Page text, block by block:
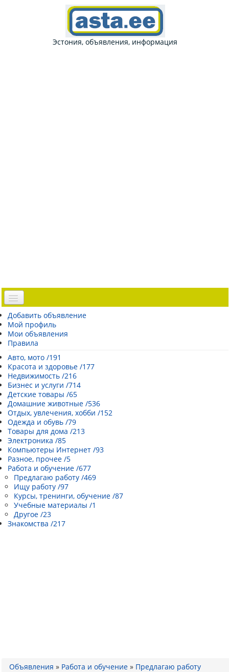
Эстония, объявления, информация
Доска объявлений
Погода Эстонии
Открытки
Каталог сайтов
| Регистрация |
Добавить объявление
Мой профиль
Мои объявления
Правила
Авто, мото /191
Красота и здоровье /177
Недвижимость /216
Бизнес и услуги /714
Детские товары /65
Домашние животные /536
Отдых, увлечения, хобби /152
Одежда и обувь /79
Товары для дома /213
Электроника /85
Компьютеры Интернет /93
Разное, прочее /5
Работа и обучение /677
Предлагаю работу /469
Ищу работу /97
Курсы, тренинги, обучение /87
Учебные материалы /1
Другое /23
Знакомства /217
Объявления » Работа и обучение » Предлагаю работу